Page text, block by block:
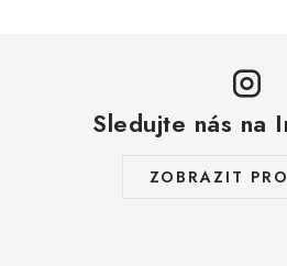
Sledujte nás na
ZOBRAZIT